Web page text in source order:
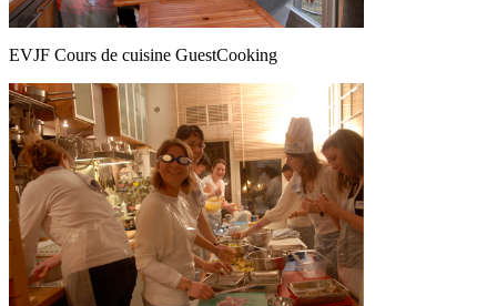
EVJF Cours de cuisine GuestCooking